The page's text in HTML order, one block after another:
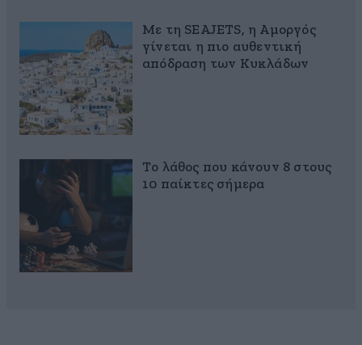
Με τη SEAJETS, η Αμοργός
γίνεται η πιο αυθεντική
απόδραση των Κυκλάδων
Το λάθος που κάνουν 8 στους
10 παίκτες σήμερα